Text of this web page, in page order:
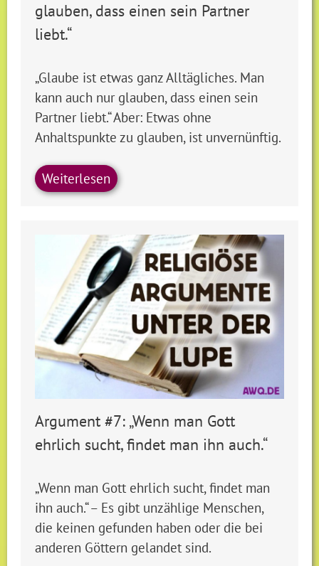
glauben, dass einen sein Partner
liebt.“
„Glaube ist etwas ganz Alltägliches. Man
kann auch nur glauben, dass einen sein
Partner liebt.“ Aber: Etwas ohne
Anhaltspunkte zu glauben, ist unvernünftig.
Weiterlesen
Argument #7: „Wenn man Gott
ehrlich sucht, findet man ihn auch.“
„Wenn man Gott ehrlich sucht, findet man
ihn auch.“ – Es gibt unzählige Menschen,
die keinen gefunden haben oder die bei
anderen Göttern gelandet sind.